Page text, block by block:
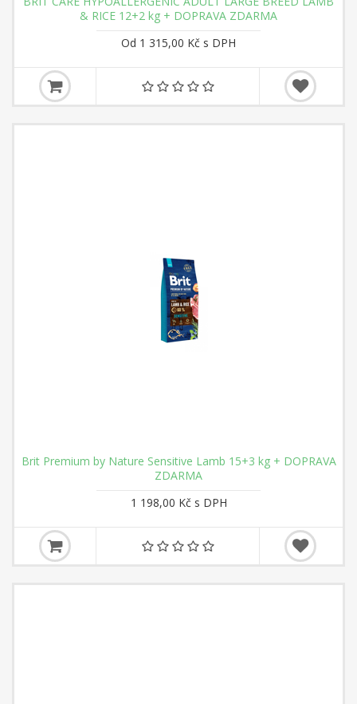
& RICE 12+2 kg + DOPRAVA ZDARMA
Od 1 315,00 Kč s DPH
Brit Premium by Nature Sensitive Lamb 15+3 kg + DOPRAVA
ZDARMA
1 198,00 Kč s DPH